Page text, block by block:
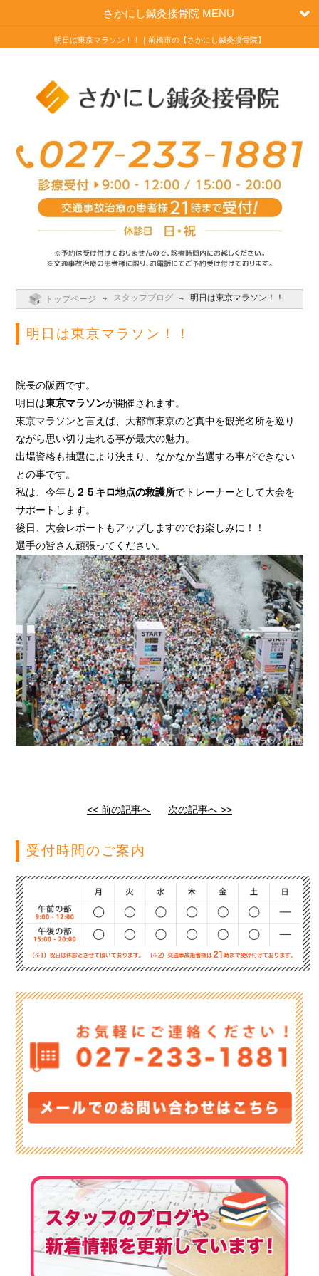
明日は東京マラソン！！｜前橋市の【さかにし鍼灸接骨院】
さかにし鍼灸接骨院 MENU
トップページ スタッフブログ 明日は東京マラソン！！
明日は東京マラソン！！
院長の阪西です。
明日は東京マラソンが開催されます。
東京マラソンと言えば、大都市東京のど真中を観光名所を巡り
ながら思い切り走れる事が最大の魅力。
出場資格も抽選により決まり、なかなか当選する事ができない
との事です。
私は、今年も ２５キロ地点の救護所でトレーナーとして大会を
サポートします。
後日、大会レポートもアップしますのでお楽しみに！！
選手の皆さん頑張ってください。
<< 前の記事へ 次の記事へ >>
受付時間のご案内